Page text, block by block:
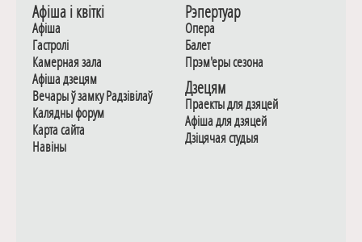
Афiша i квiткi
Афiша
Гастролi
Камерная зала
Афiша дзецям
Вечары ў замку Радзiвiлаў
Калядны форум
Карта сайта
Навiны
Рэпертуар
Опера
Балет
Прэм'еры сезона
Дзецям
Праекты для дзяцей
Афiша для дзяцей
Дзiцячая студыя